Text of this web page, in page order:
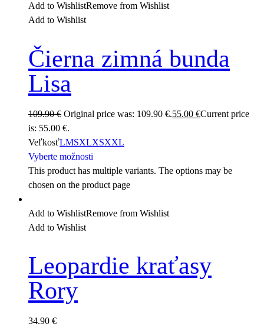
Add to WishlistRemove from Wishlist
Add to Wishlist
Čierna zimná bunda
Lisa
109.90€ Original price was: 109.90 €.55.00 €Current price
is: 55.00 €.
VeľkosťLMSXLXSXXL
Vyberte možnosti
This product has multiple variants. The options may be
chosen on the product page
Add to WishlistRemove from Wishlist
Add to Wishlist
Leopardie kraťasy
Rory
34.90 €